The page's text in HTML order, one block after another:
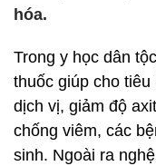
hóa.
Trong y học dân
thuốc giúp cho
dịch vị, giảm độ
chống viêm, các
sinh. Ngoài ra